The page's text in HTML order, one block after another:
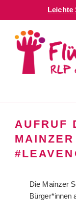
Leichte
Inhalt
springen
AUFRUF
Die Mainzer
Bürger*innen